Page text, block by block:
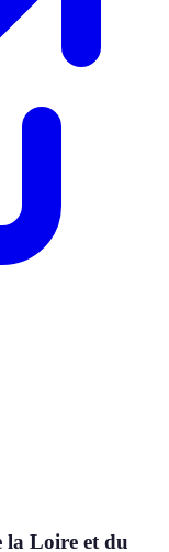
la Loire et du